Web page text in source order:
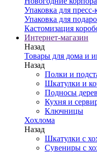
Упаковка для пресс-
Упаковка для
Кастомизация
Интернет-магазин
Назад
Товары для дома и
Назад
Полки и
Шкатулки и
Подносы
Кухня и
Ключницы
Хохлома
Назад
Шкатулки с
Сувениры с